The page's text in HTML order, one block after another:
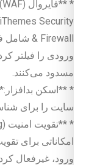
ورودی را فیلتر
مسدود می‌کنند.
* **اسکن
سایت را برای
امکاناتی برای